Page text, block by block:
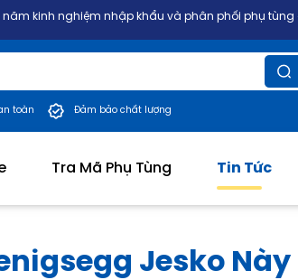
nhập khẩu và phân phối phụ tùng ô tô chính hãng
toàn Đảm bảo chất lượng
Tra Mã Phụ Tùng Tin Tức
Jesko